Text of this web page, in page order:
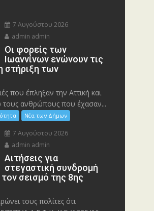
7 Αυγούστου 2026
admin admin
Οι φορείς των
Ιωαννίνων ενώνουν τις
στήριξη των
που έπληξαν την Αττική και
τους ανθρώπους που έχασαν...
Νέα των Δήμων
7 Αυγούστου 2026
admin admin
Αιτήσεις για
στεγαστική συνδρομή
σεισμό της 8ης
τους πολίτες ότι